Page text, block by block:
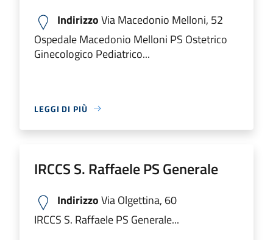
IndirizzoVia Macedonio Melloni, 52
Ospedale Macedonio Melloni PS Ostetrico
Ginecologico Pediatrico...
LEGGI DI PIÙ
IRCCS S. Raffaele PS Generale
IndirizzoVia Olgettina, 60
IRCCS S. Raffaele PS Generale...